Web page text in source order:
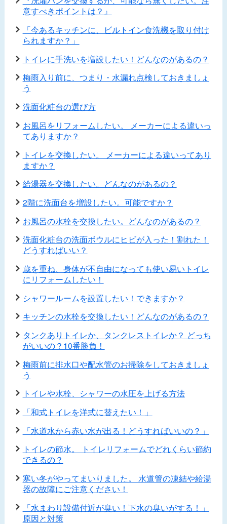
意すべきポイントは？』
「今あるキッチンに、ビルトイン食洗機を取り付け
られますか？」
トイレに手洗いを増設したい！どんなのがあるの？
梅雨入り前に、つまり・水漏れ点検しておきましょ
う
洗面化粧台の選び方
お風呂をリフォームしたい。 メーカーによる違いっ
てありますか？
トイレを交換したい。 メーカーによる違いってあり
ますか？
給湯器を交換したい。どんなのがあるの？
2階に洗面台を増設したい。可能ですか？
お風呂の水栓を交換したい。どんなのがあるの？
洗面化粧台の洗面ボウルにヒビが入った！割れた！
どうすればいい？
歳を重ね、身体が不自由になっても使い易いトイレ
にリフォームしたい！
シャワールームを設置したい！できますか？
キッチンの水栓を交換したい！どんなのがあるの？
タンクありトイレか、タンクレストイレか？ どっち
がいいの？10番勝負！
梅雨前に排水口や配水管のお掃除をしておきましょ
う
トイレや水栓、シャワーの水圧を上げる方法
「和式トイレを洋式に替えたい！」
「水道水から赤い水が出る！どうすればいいの？」
トイレの節水。 トイレリフォームでどれくらい節約
できるの？
寒い冬がやってまいりました。 水道管の凍結や給湯
器の故障にご注意ください！
「水まわり設備付近が臭い！下水の臭いがする！」
原因と対策